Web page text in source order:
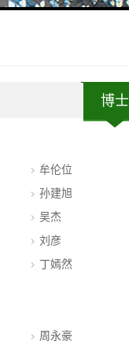
博士
牟伦位
孙建旭
吴杰
刘彦
丁嫣然
周永豪